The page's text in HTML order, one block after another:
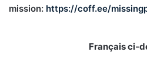
mission: https://coff.ee/
Français ci-